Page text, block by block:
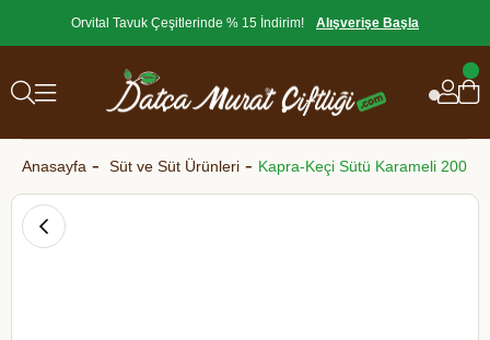
Orvital Tavuk Çeşitlerinde % 15 İndirim! Alışverişe Başla
Anasayfa Süt ve Süt Ürünleri Kapra-Keçi Sütü Karameli 200 gr